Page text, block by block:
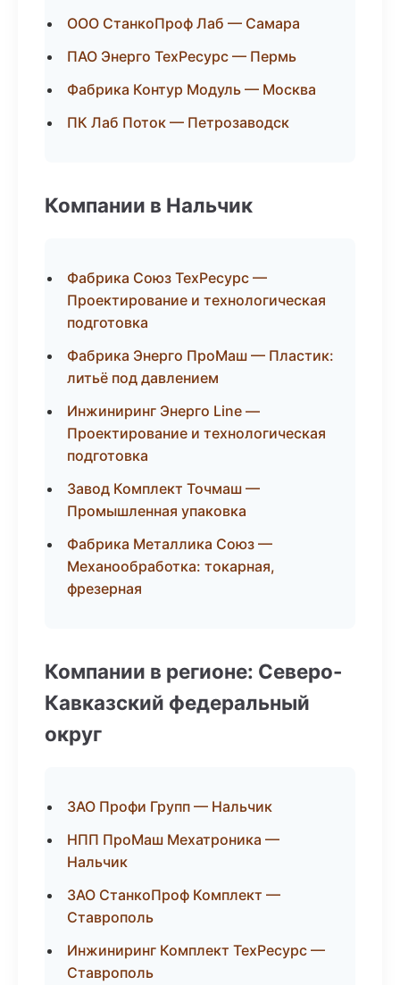
ООО СтанкоПроф Лаб — Самара
ПАО Энерго ТехРесурс — Пермь
Фабрика Контур Модуль — Москва
ПК Лаб Поток — Петрозаводск
Компании в Нальчик
Фабрика Союз ТехРесурс —
Проектирование и технологическая
подготовка
Фабрика Энерго ПроМаш — Пластик:
литьё под давлением
Инжиниринг Энерго Line —
Проектирование и технологическая
подготовка
Завод Комплект Точмаш —
Промышленная упаковка
Фабрика Металлика Союз —
Механообработка: токарная,
фрезерная
Компании в регионе: Северо-
Кавказский федеральный
округ
ЗАО Профи Групп — Нальчик
НПП ПроМаш Мехатроника —
Нальчик
ЗАО СтанкоПроф Комплект —
Ставрополь
Инжиниринг Комплект ТехРесурс —
Ставрополь